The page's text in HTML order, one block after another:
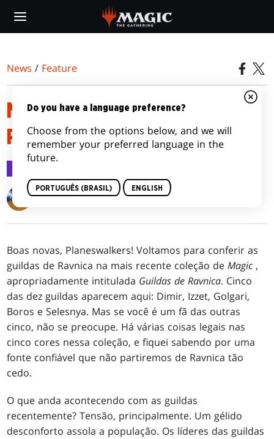
main
News / Feature
MECÂNICAS DE GUILDAS DE
RAVNICA
Matt Tabak
Boas novas, Planeswalkers! Voltamos para conferir as
guildas de Ravnica na mais recente coleção deMagic ,
apropriadamente intitulada Guildas de Ravnica. Cinco
das dez guildas aparecem aqui: Dimir, Izzet, Golgari,
Boros e Selesnya. Mas se você é um fã das outras
cinco, não se preocupe. Há várias coisas legais nas
cinco cores nessa coleção, e fiquei sabendo por uma
fonte confiável que não partiremos de Ravnica tão
cedo.
O que anda acontecendo com as guildas
recentemente? Tensão, principalmente. Um gélido
desconforto assola a população. Os líderes das guildas
Do you have a language preference?
Choose from the options below, and we will
remember your preferred language in the
future.
PORTUGUÊS (BRASIL) ENGLISH